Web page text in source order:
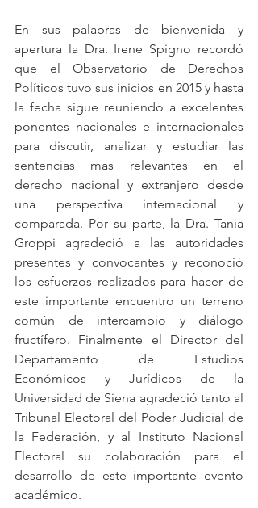
En sus palabras de bienvenida y
apertura la Dra. Irene Spigno recordó
que el Observatorio de Derechos
Políticos tuvo sus inicios en 2015 y hasta
la fecha sigue reuniendo a excelentes
ponentes nacionales e internacionales
para discutir, analizar y estudiar las
sentencias mas relevantes en el
derecho nacional y extranjero desde
una perspectiva internacional y
comparada. Por su parte, la Dra. Tania
Groppi agradeció a las autoridades
presentes y convocantes y reconoció
los esfuerzos realizados para hacer de
este importante encuentro un terreno
común de intercambio y diálogo
fructífero. Finalmente el Director del
Departamento de Estudios
Económicos y Jurídicos de la
Universidad de Siena agradeció tanto al
Tribunal Electoral del Poder Judicial de
la Federación, y al Instituto Nacional
Electoral su colaboración para el
desarrollo de este importante evento
académico.